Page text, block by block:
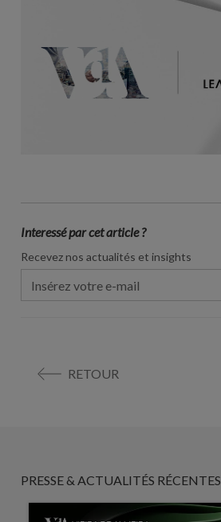
Interessé par cet article ?
Recevez nos actualités et insights
RETOUR
PRESSE & ACTUALITÉS RÉCENTES